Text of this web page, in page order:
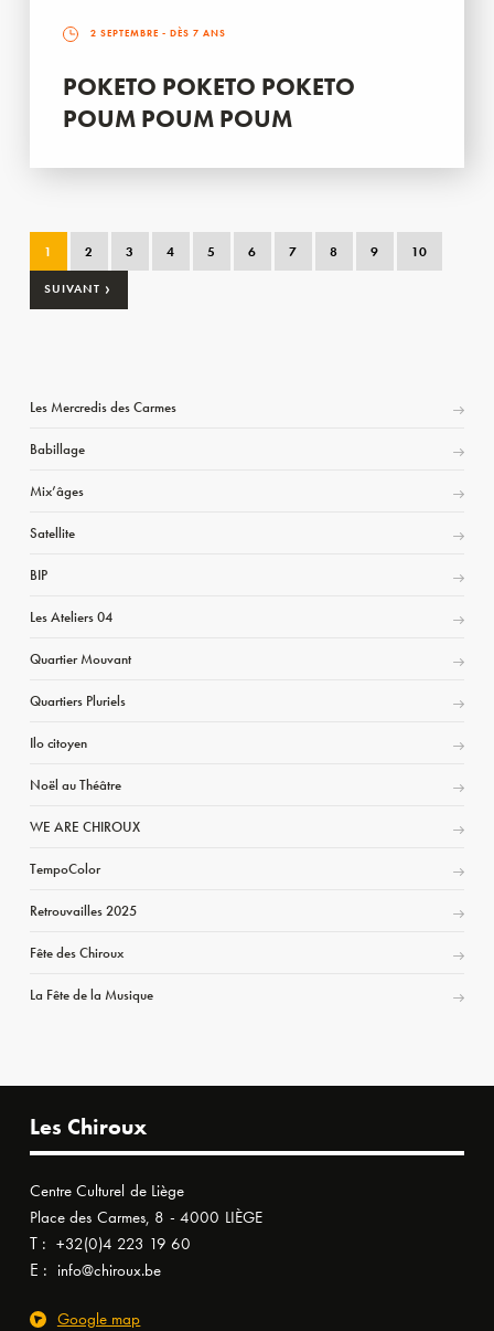
2 SEPTEMBRE - DÈS 7 ANS
POKETO POKETO POKETO
POUM POUM POUM
1 2 3 4 5 6 7 8 9 10
SUIVANT ›
Les Mercredis des Carmes
Babillage
Mix’âges
Satellite
BIP
Les Ateliers 04
Quartier Mouvant
Quartiers Pluriels
Ilo citoyen
Noël au Théâtre
WE ARE CHIROUX
TempoColor
Retrouvailles 2025
Fête des Chiroux
La Fête de la Musique
Les Chiroux
Centre Culturel de Liège
Place des Carmes, 8 - 4000 LIÈGE
T : +32(0)4 223 19 60
E : info@chiroux.be
Google map